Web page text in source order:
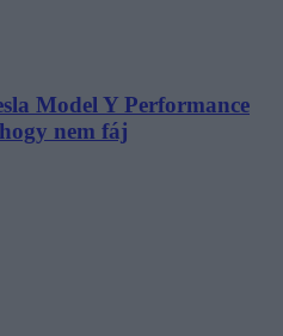
Model Y Performance
nem fáj